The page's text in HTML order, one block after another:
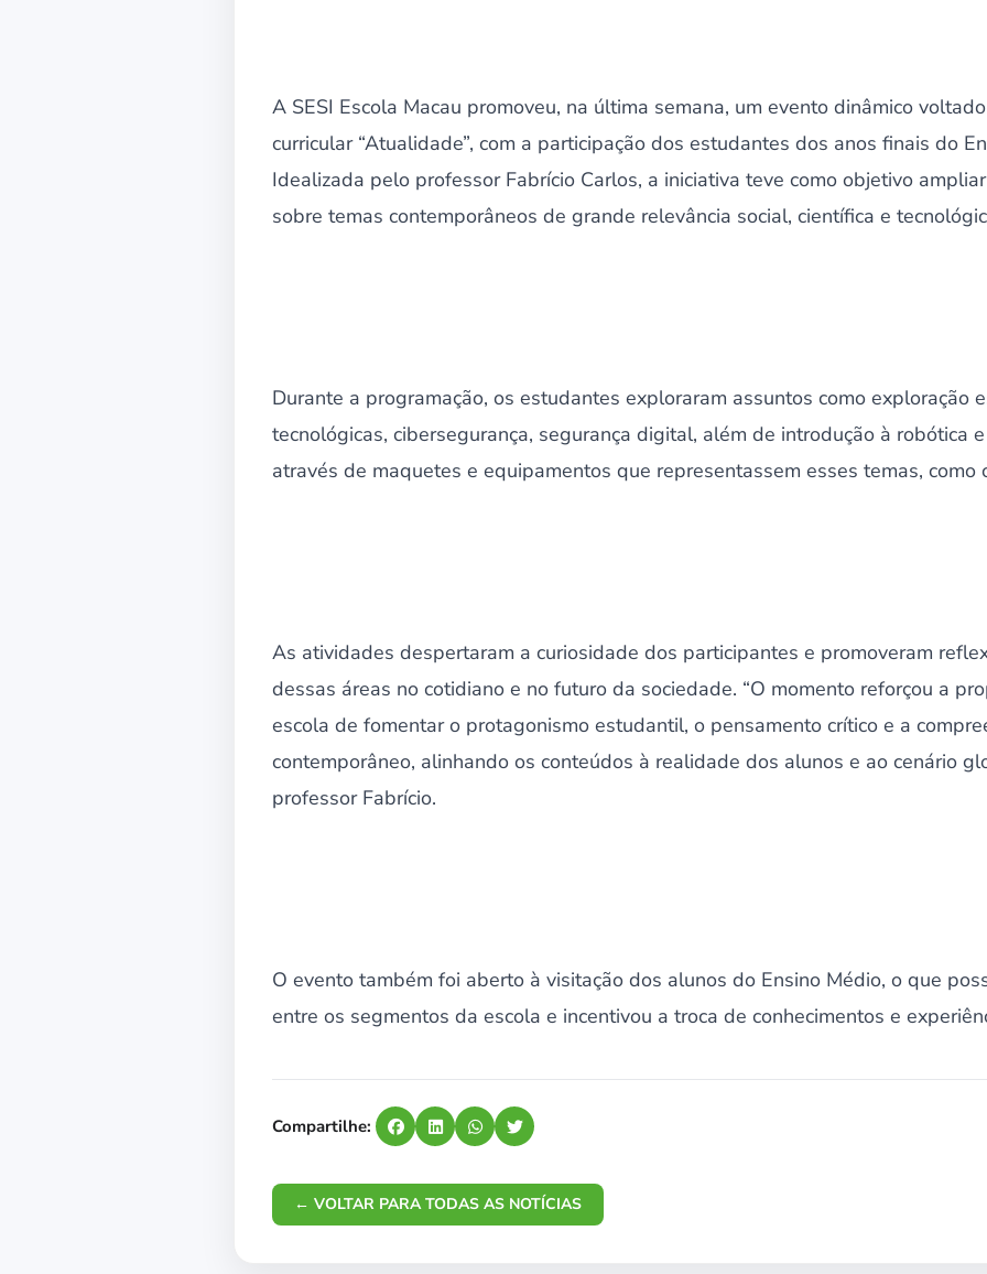
A SESI Escola Macau promoveu, na última semana, um evento dinâmico
curricular “Atualidade”, com a participação dos estudantes dos anos finais do
Idealizada pelo professor Fabrício Carlos, a iniciativa teve como objetivo
sobre temas contemporâneos de grande relevância social, científica e
Durante a programação, os estudantes exploraram assuntos como exploração
tecnológicas, cibersegurança, segurança digital, além de introdução à robótica
através de maquetes e equipamentos que representassem esses temas, como
As atividades despertaram a curiosidade dos participantes e promoveram
dessas áreas no cotidiano e no futuro da sociedade. “O momento reforçou a
escola de fomentar o protagonismo estudantil, o pensamento crítico e a
contemporâneo, alinhando os conteúdos à realidade dos alunos e ao cenário
professor Fabrício.
O evento também foi aberto à visitação dos alunos do Ensino Médio, o que
entre os segmentos da escola e incentivou a troca de conhecimentos e
Compartilhe:
← VOLTAR PARA TODAS AS NOTÍCIAS